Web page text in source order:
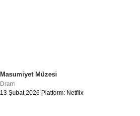
Masumiyet Müzesi
Dram
13 Şubat 2026 Platform: Netflix